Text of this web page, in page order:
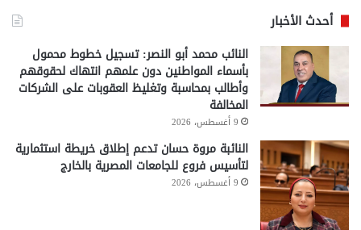
أحدث الأخبار
النائب محمد أبو النصر: تسجيل خطوط محمول
بأسماء المواطنين دون علمهم انتهاك لحقوقهم
وأطالب بمحاسبة وتغليظ العقوبات على الشركات
المخالفة
9 أغسطس، 2026
النائبة مروة حسان تدعم إطلاق خريطة استثمارية
لتأسيس فروع للجامعات المصرية بالخارج
9 أغسطس، 2026